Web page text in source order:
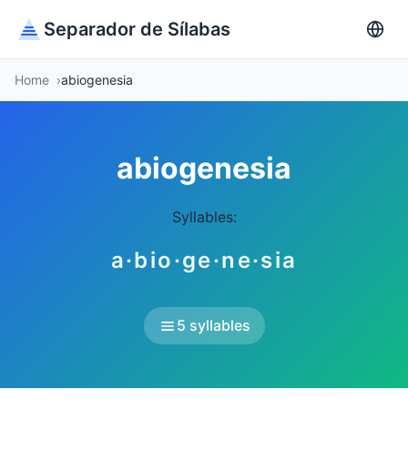
Separador de Sílabas
Home abiogenesia
abiogenesia
Syllables:
a·bio·ge·ne·sia
5 syllables